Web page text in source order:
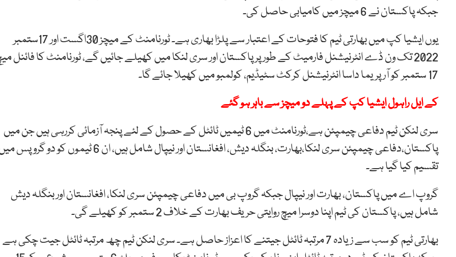
جبکہ پاکستان نے 6 میچز میں کامیابی حاصل کی۔
یوں ایشیا کپ میں بھارتی ٹیم کا فتوحات کے اعتبار سے پلڑا بھاری ہے۔ ٹورنامنٹ کے میچز 30اگست اور 17ستمبر
2022 تک ون ڈے انٹرنیشنل فارمیٹ کے طور پر پاکستان اور سری لنکا میں کھیلے جائیں گے، ٹورنامنٹ کا فائنل
17 ستمبر کو آر پریما داسا انٹرنیشنل کرکٹ سٹیڈیم، کولمبو میں کھیلا جائے گا۔
کے ایل راہول ایشیا کپ کے پہلے دو میچز سے باہر ہو گئے
سری لنکن ٹیم دفاعی چیمپئن ہے،ٹورنامنٹ میں 6 ٹیمیں ٹائٹل کے حصول کے لئے پنجہ آزمائی کررہی ہیں جن میں
پاکستان،دفاعی چیمپئن سری لنکا،بھارت، بنگلہ دیش، افغانستان اور نیپال شامل ہیں، ان 6 ٹیموں کو دو
تقسیم کیا گیا ہے۔
گروپ اے میں پاکستان، بھارت اور نیپال جبکہ گروپ بی میں دفاعی چیمپئن سری لنکا، افغانستان اور بنگلہ دیش
شامل ہیں، پاکستان کی ٹیم اپنا دوسرا میچ روایتی حریف بھارت کے خلاف 2 ستمبر کو کھیلے گی۔
بھارتی ٹیم کو سب سے زیادہ 7 مرتبہ ٹائٹل جیتنے کا اعزاز حاصل ہے۔ سری لنکن ٹیم چھ مرتبہ ٹائٹل جیت چکی ہے